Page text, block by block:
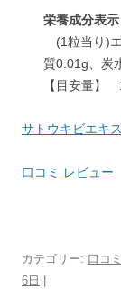
栄養成分表示
(1粒当り)
質0.01g、炭
【目安量】
サトウキビエキ
口コミ レビュー
カテゴリー: 口コ
6日